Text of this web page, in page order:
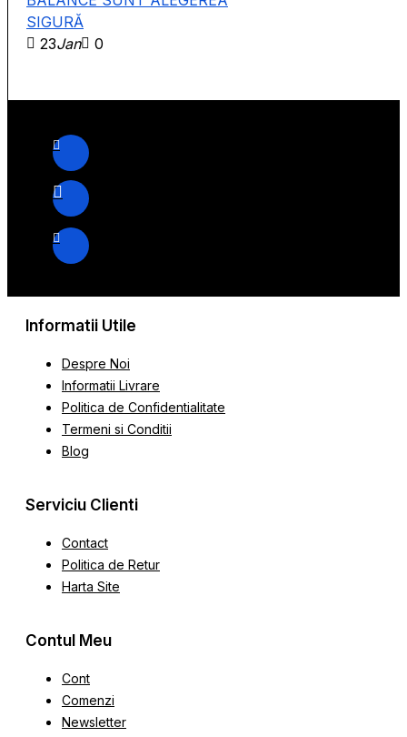
SIGURĂ
23Jan 0
Informatii Utile
Despre Noi
Informatii Livrare
Politica de Confidentialitate
Termeni si Conditii
Blog
Serviciu Clienti
Contact
Politica de Retur
Harta Site
Contul Meu
Cont
Comenzi
Newsletter